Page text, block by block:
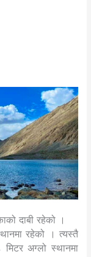
दाबी रहेको ।
रहेको । त्यस्तै
अग्लो स्थानमा